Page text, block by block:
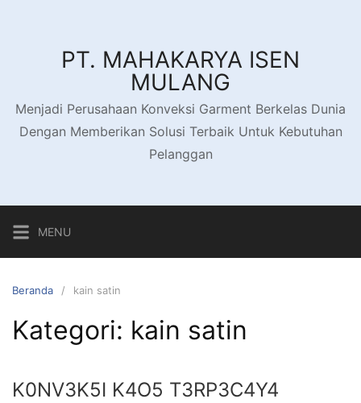
PT. MAHAKARYA ISEN
MULANG
Menjadi Perusahaan Konveksi Garment Berkelas Dunia
Dengan Memberikan Solusi Terbaik Untuk Kebutuhan
Pelanggan
MENU
Beranda kain satin
Kategori: kain satin
K0NV3K5I K4O5 T3RP3C4Y4